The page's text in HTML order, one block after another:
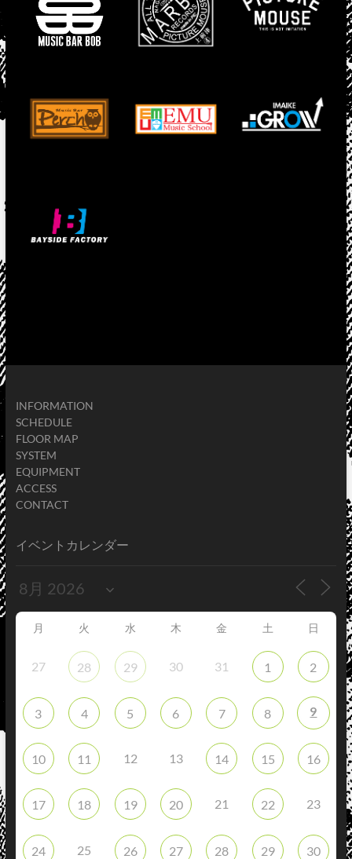
INFORMATION
SCHEDULE
FLOOR MAP
SYSTEM
EQUIPMENT
ACCESS
CONTACT
イベントカレンダー
月 火 水 木 金 土 日
27 28 29 30 31 1 2
3 4 5 6 7 8 9
10 11 12 13 14 15 16
17 18 19 20 21 22 23
24 25 26 27 28 29 30